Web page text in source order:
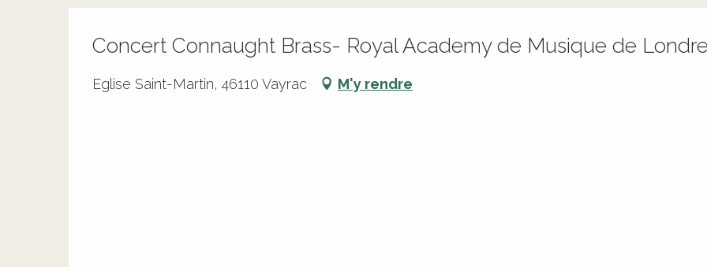
Concert Connaught Brass- Royal Academy de Musique de
Eglise Saint-Martin, 46110 Vayrac M'y rendre